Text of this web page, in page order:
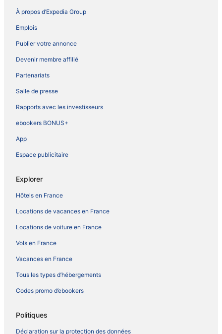
À propos d’Expedia Group
Emplois
Publier votre annonce
Devenir membre affilié
Partenariats
Salle de presse
Rapports avec les investisseurs
ebookers BONUS+
App
Espace publicitaire
Explorer
Hôtels en France
Locations de vacances en France
Locations de voiture en France
Vols en France
Vacances en France
Tous les types d’hébergements
Codes promo d’ebookers
Politiques
Déclaration sur la protection des données